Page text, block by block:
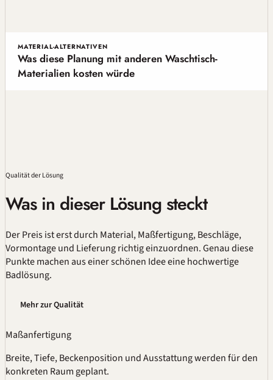
MATERIAL-ALTERNATIVEN
Was diese Planung mit anderen Waschtisch-
Materialien kosten würde
Qualitätder Lösung
Was in dieser Lösung steckt
Der Preis ist erst durch Material,Maßfertigung, Beschläge,
Vormontage und Lieferung richtig einzuordnen. Genau diese
Punkte machen aus einer schönen Idee eine hochwertige
Badlösung.
Mehr zur Qualität
Maßanfertigung
Breite, Tiefe, Beckenposition und Ausstattung werden für den
konkreten Raum geplant.